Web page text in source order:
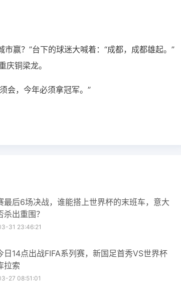
赢？”台下的球迷大喊着：“成都，成都雄起。”
庆铜梁龙。
会，今年必须拿冠军。”
最后6场决战，谁能搭上世界杯的末班车，意大
杀出重围？
31 23:46:21
日14点出战FIFA系列赛，新国足首秀VS世界杯
拉索
27 08:51:01